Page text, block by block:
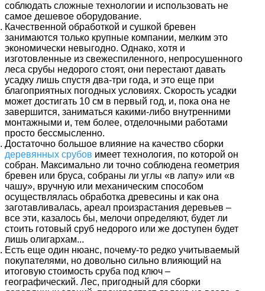
соблюдать сложные технологии и использовать не
самое дешевое оборудование.
Качественной обработкой и сушкой бревен
занимаются только крупные компании, мелким это
экономически невыгодно. Однако, хотя и
изготовленные из свежеспиленного, непросушенного
леса срубы недорого стоят, они перестают давать
усадку лишь спустя два-три года, и это еще при
благоприятных погодных условиях. Скорость усадки
может достигать 10 см в первый год, и, пока она не
завершится, заниматься какими-либо внутренними
монтажными и, тем более, отделочными работами
просто бессмысленно.
Достаточно большое влияние на качество сборки
деревянных срубов имеет технология, по которой он
собран. Максимально ли точно соблюдена геометрия
бревен или бруса, собраны ли углы «в лапу» или «в
чашу», вручную или механическим способом
осуществлялась обработка древесины и как она
заготавливалась, ареал произрастания деревьев –
все эти, казалось бы, мелочи определяют, будет ли
стоить готовый сруб недорого или же доступен будет
лишь олигархам...
Есть еще один нюанс, почему-то редко учитываемый
покупателями, но довольно сильно влияющий на
итоговую стоимость сруба под ключ –
географический. Лес, пригодный для сборки